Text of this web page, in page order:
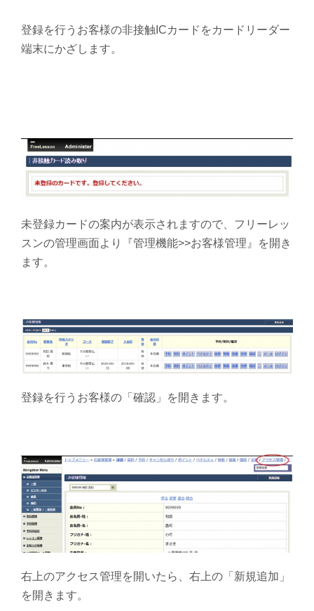
登録を行うお客様の非接触ICカードをカードリーダー
端末にかざします。
未登録カードの案内が表示されますので、フリーレッ
スンの管理画面より『管理機能>>お客様管理』を開き
ます。
登録を行うお客様の「確認」を開きます。
右上のアクセス管理を開いたら、右上の「新規追加」
を開きます。